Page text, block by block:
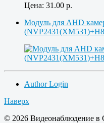
Цена: 31.00 р.
Модуль для AHD
Author Login
Наверх
© 2026 Видеонаблюдение в